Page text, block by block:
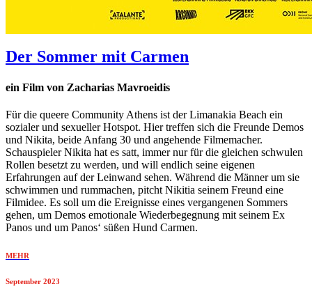
Der Sommer mit Carmen
ein Film von Zacharias Mavroeidis
Für die queere Community Athens ist der Limanakia Beach ein
sozialer und sexueller Hotspot. Hier treffen sich die Freunde Demos
und Nikita, beide Anfang 30 und angehende Filmemacher.
Schauspieler Nikita hat es satt, immer nur für die gleichen schwulen
Rollen besetzt zu werden, und will endlich seine eigenen
Erfahrungen auf der Leinwand sehen. Während die Männer um sie
schwimmen und rummachen, pitcht Nikitia seinem Freund eine
Filmidee. Es soll um die Ereignisse eines vergangenen Sommers
gehen, um Demos emotionale Wiederbegegnung mit seinem Ex
Panos und um Panos‘ süßen Hund Carmen.
MEHR
September 2023